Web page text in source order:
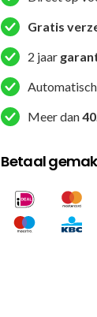
Gratis
2 jaar
Meer dan
Betaal